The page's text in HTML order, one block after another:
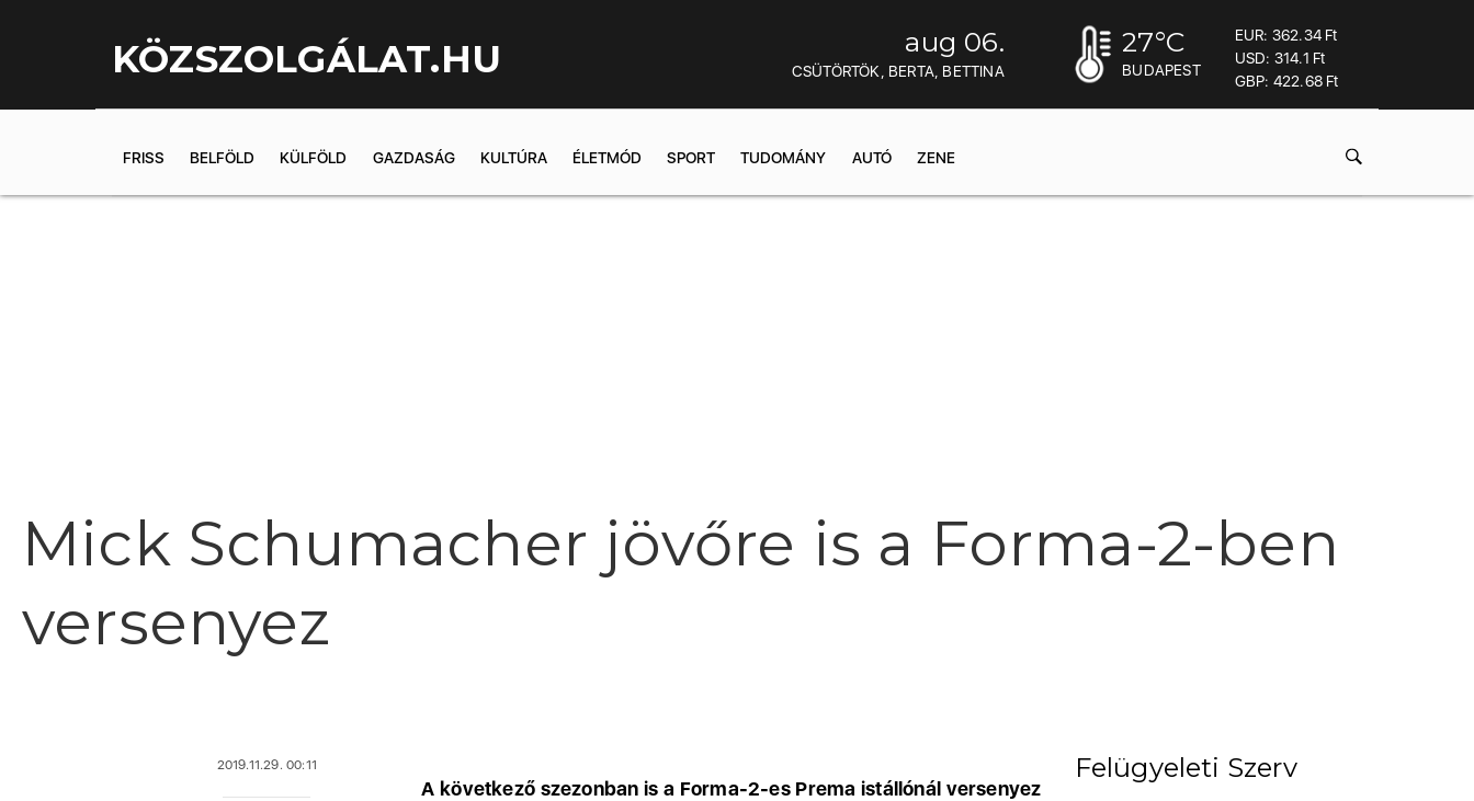
KÖZSZOLGÁLAT.HU aug 06.
CSÜTÖRTÖK, BERTA, BETTINA
27°C
BUDAPEST
EUR: 362.34 Ft
USD: 314.1 Ft
GBP: 422.68 Ft
FRISS BELFÖLD KÜLFÖLD GAZDASÁG KULTÚRA ÉLETMÓD SPORT TUDOMÁNY AUTÓ ZENE
Mick Schumacher jövőre is a Forma-2-ben
versenyez
2019.11.29. 00:11
A következő szezonban is a Forma-2-es Prema istállónál versenyez
Felügyeleti Szerv